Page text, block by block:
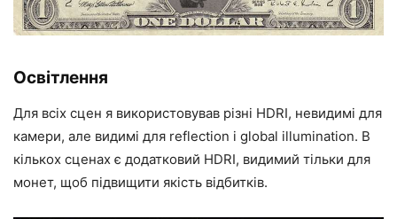
Освітлення
Для всіх сцен я використовував різні HDRI, невидимі для
камери, але видимі для reflection і global illumination. В
кількох сценах є додатковий HDRI, видимий тільки для
монет, щоб підвищити якість відбитків.